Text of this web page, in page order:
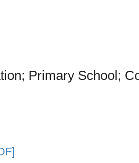
Primary School;